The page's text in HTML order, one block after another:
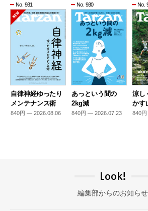
No. 931
自律神経ゆったり
メンテナンス術
840円 — 2026.08.06
No. 930
あっという間の
2kg減
840円 — 2026.07.23
No.
涼し
かす
840
Look!
編集部からのお知らせ